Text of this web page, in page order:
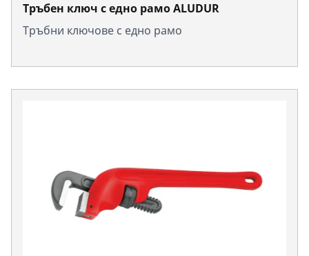
Тръбен ключ с едно рамо ALUDUR
Тръбни ключове с едно рамо